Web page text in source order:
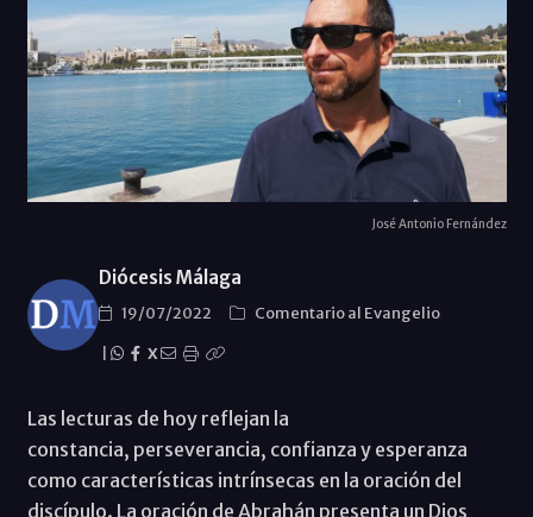
José Antonio Fernández
Diócesis Málaga
19/07/2022
Comentario al Evangelio
X
Las lecturas de hoy reflejan la
constancia, perseverancia, confianza y esperanza
como características intrínsecas en la oración del
discípulo. La oración de Abrahán presenta un Dios